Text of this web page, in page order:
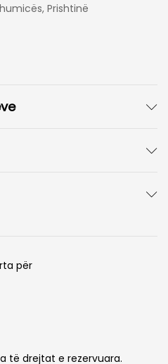
Prishtinë
të drejtat e rezervuara.
për